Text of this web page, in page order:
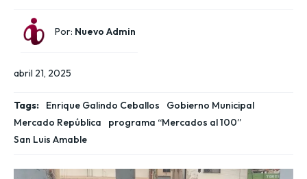
Por: Nuevo Admin
abril 21, 2025
Tags: Enrique Galindo Ceballos
Gobierno Municipal
Mercado República
programa “Mercados al 100”
San Luis Amable